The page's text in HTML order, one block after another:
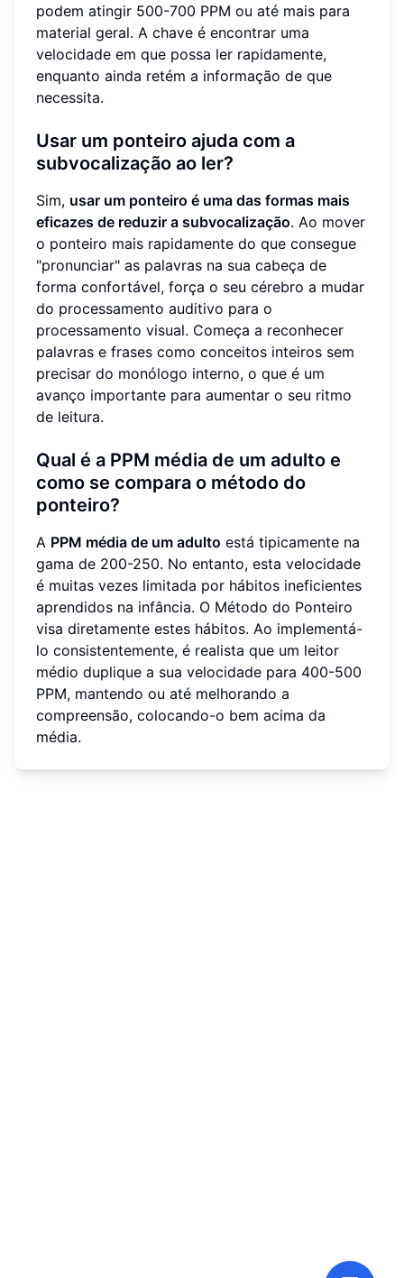
podem atingir 500-700 PPM ou até mais para
material geral. A chave é encontrar uma
velocidade em que possa ler rapidamente,
enquanto ainda retém a informação de que
necessita.
Usar um ponteiro ajuda com a
subvocalização ao ler?
Sim, usar um ponteiro é uma das formas mais
eficazes de reduzir a subvocalização. Ao mover
o ponteiro mais rapidamente do que consegue
"pronunciar" as palavras na sua cabeça de
forma confortável, força o seu cérebro a mudar
do processamento auditivo para o
processamento visual. Começa a reconhecer
palavras e frases como conceitos inteiros sem
precisar do monólogo interno, o que é um
avanço importante para aumentar o seu ritmo
de leitura.
Qual é a PPM média de um adulto e
como se compara o método do
ponteiro?
A PPM média de um adulto está tipicamente na
gama de 200-250. No entanto, esta velocidade
é muitas vezes limitada por hábitos ineficientes
aprendidos na infância. O Método do Ponteiro
visa diretamente estes hábitos. Ao implementá-
lo consistentemente, é realista que um leitor
médio duplique a sua velocidade para 400-500
PPM, mantendo ou até melhorando a
compreensão, colocando-o bem acima da
média.